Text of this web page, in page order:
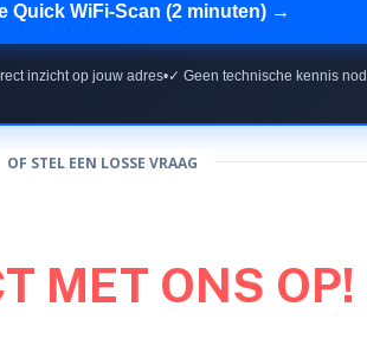
Quick WiFi-Scan (2 minuten) →
inzicht op jouw adres•✓ Geen technische kennis
OF STEL EEN LOSSE VRAAG
MET ONS OP!